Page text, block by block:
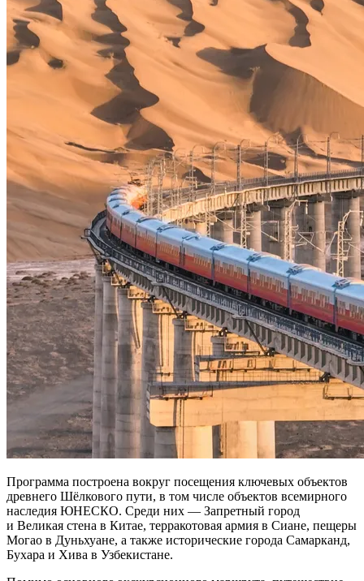
Программа построена вокруг посещения ключевых объектов
древнего Шёлкового пути, в том числе объектов всемирного
наследия ЮНЕСКО. Среди них — Запретный город
и Великая стена в Китае, терракотовая армия в Сиане, пещеры
Могао в Дуньхуане, а также исторические города Самарканд,
Бухара и Хива в Узбекистане.